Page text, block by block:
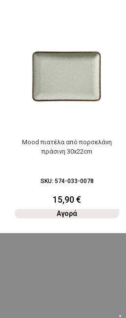
Mood πιατέλα από πορσελάνη
πράσινη 30x22cm
SKU: 574-033-0078
15,90€
Αγορά